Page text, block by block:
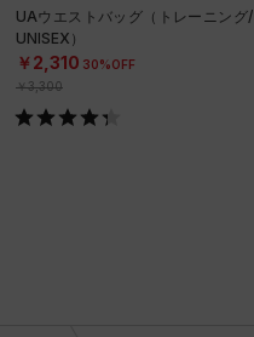
UAウエストバッグ（トレーニング/
UNISEX）
￥2,310 30%OFF
￥3,300